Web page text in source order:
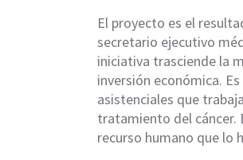
El proyecto es el
secretario ejecutivo
iniciativa trasciende la
inversión económica.
asistenciales que
tratamiento del cáncer.
recurso humano que lo